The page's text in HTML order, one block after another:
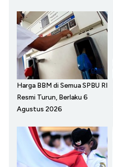
Harga BBM di Semua SPBU RI
Resmi Turun, Berlaku 6
Agustus 2026